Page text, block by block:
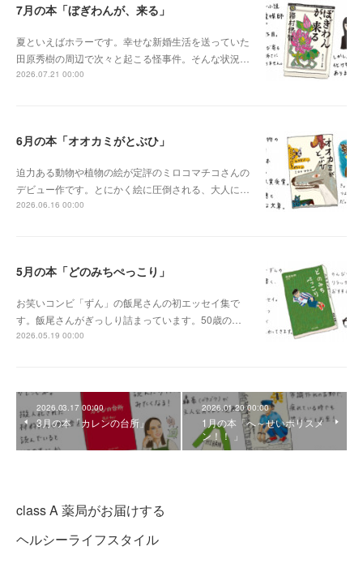
7月の本「ぼぎわんが、来る」
夏といえばホラーです。幸せな新婚生活を送っていた
田原秀樹の周辺で次々と起こる怪事件。そんな状況…
2026.07.21 00:00
6月の本「オオカミがとぶひ」
迫力ある動物や植物の絵が定評のミロコマチコさんの
デビュー作です。とにかく絵に圧倒される、大人に…
2026.06.16 00:00
5月の本「どのみちぺっこり」
お笑いコンビ「ずん」の飯尾さんの初エッセイ集で
す。飯尾さんがぎっしり詰まっています。50歳の…
2026.05.19 00:00
2026.03.17 00:00
3月の本「カレンの台所」
2026.01.20 00:00
1月の本「へ～せいポリスメ
ン！！ 」
class A 薬局がお届けする
ヘルシーライフスタイル